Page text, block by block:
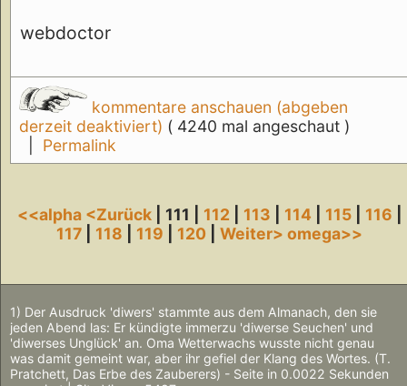
webdoctor
kommentare anschauen (abgeben
derzeit deaktiviert) ( 4240 mal angeschaut )
Permalink
<<alpha <Zurück | 111 | 112 113 114 115| 116
117
118 119 120 |Weiter>omega>>
1) Der Ausdruck 'diwers' stammte aus dem Almanach, den sie
jeden Abend las: Er kündigte immerzu 'diwerse Seuchen' und
'diwerses Unglück' an. Oma Wetterwachs wusste nicht genau
was damit gemeint war, aber ihr gefiel der Klang des Wortes. (T.
Pratchett, Das Erbe des Zauberers) - Seite in 0.0022 Sekunden